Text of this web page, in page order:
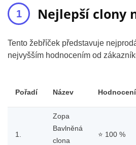
Nejlepší clony
Tento žebříček představuje
nejvyšším hodnocením od
Pořadí Název Hodnocení
1.
Zopa
Bavlněná
clona
⭐ 100 %